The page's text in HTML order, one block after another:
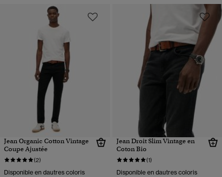
Jean Organic Cotton Vintage
Coupe Ajustée
(2)
Disponible en dautres coloris
Jean Droit Slim Vintage en
Coton Bio
(1)
Disponible en dautres coloris